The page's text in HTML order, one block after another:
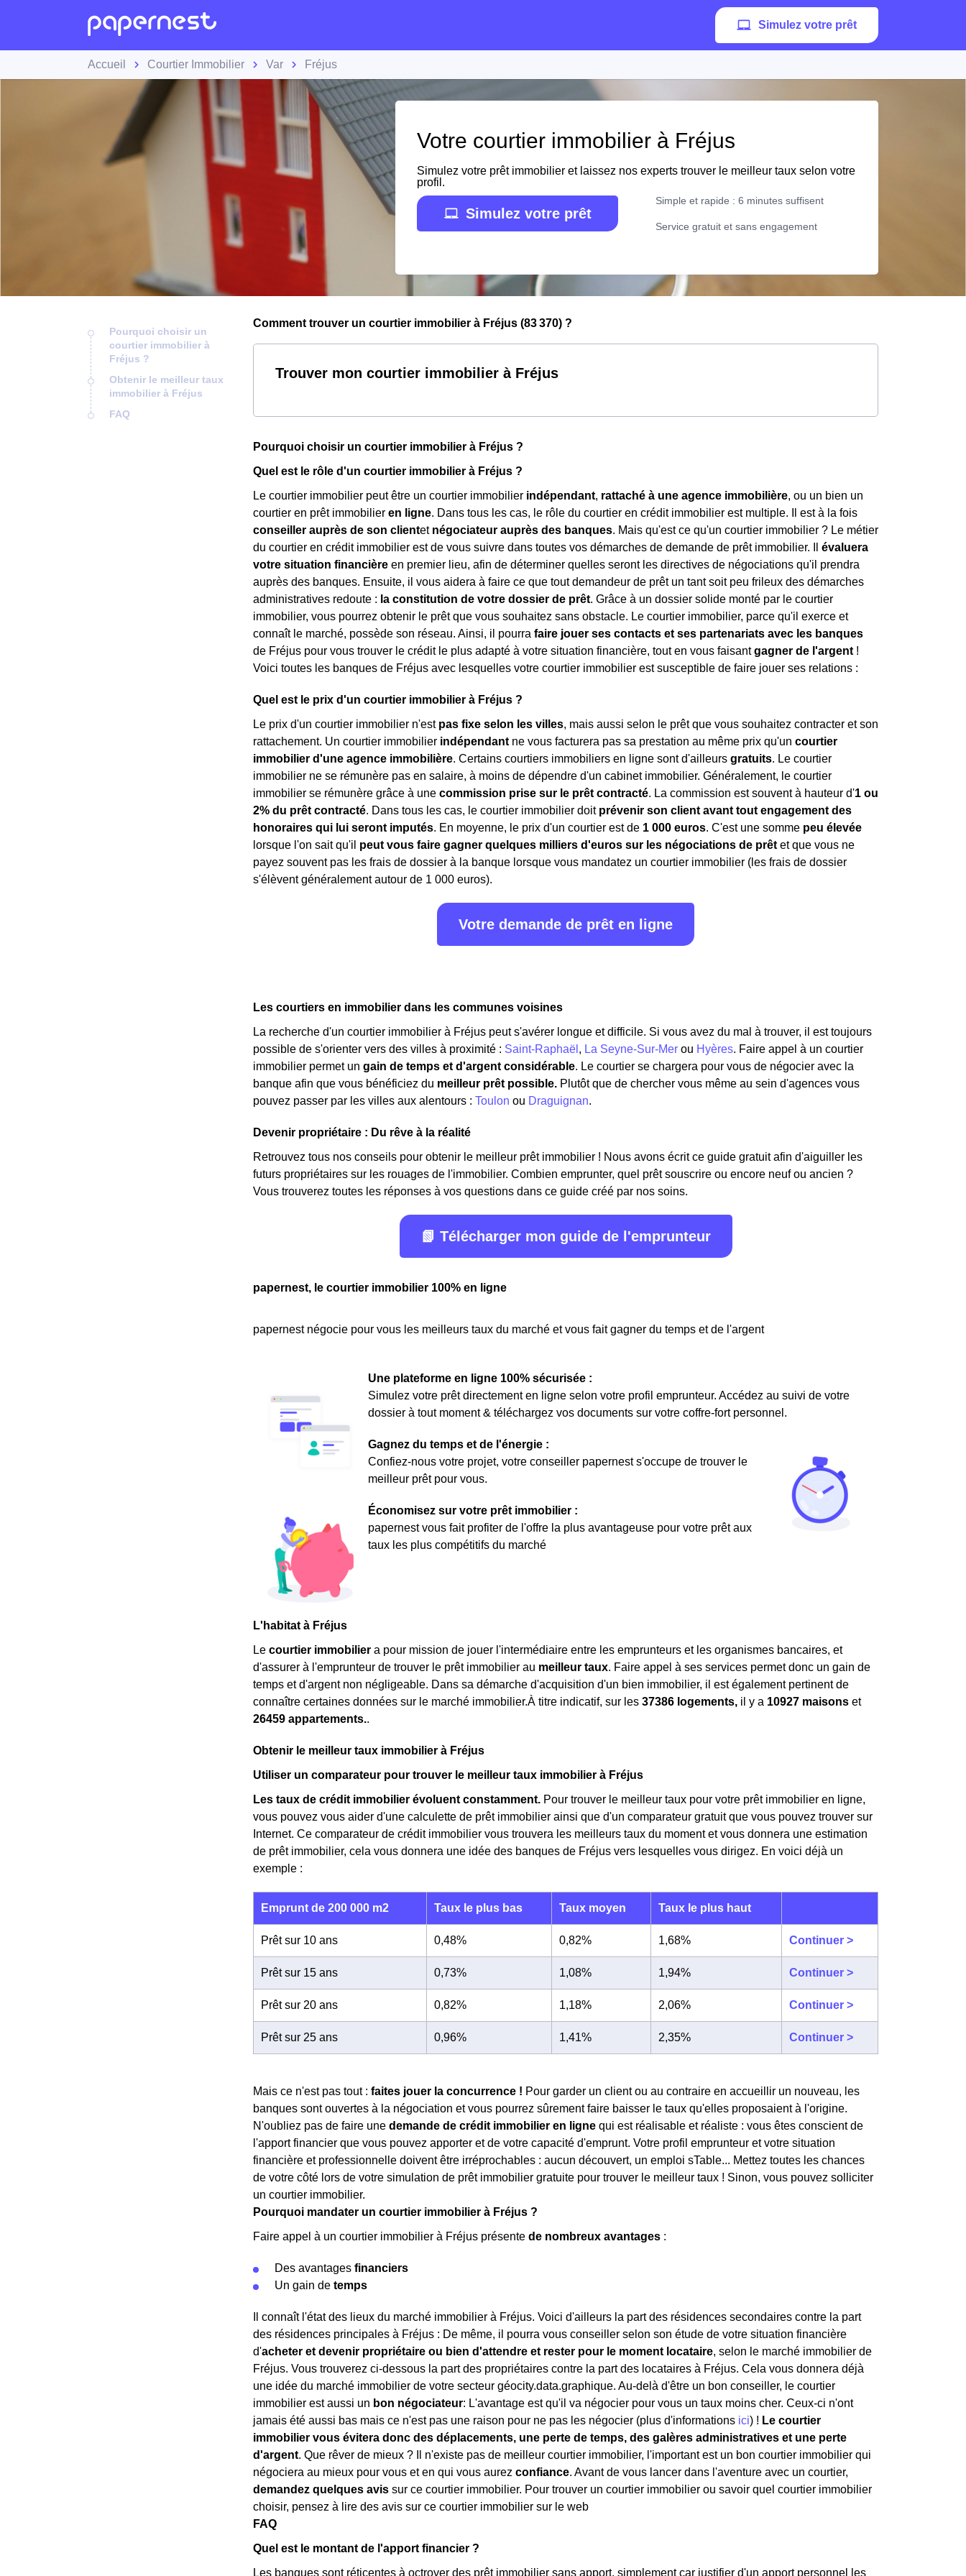
Simulez votre prêt
Accueil Courtier Immobilier Var Fréjus
Votre courtier immobilier à Fréjus
Simulez votre prêt immobilier et laissez nos experts trouver le meilleur taux selon votre
profil.
Simulez votre prêt
Simple et rapide : 6 minutes suffisent
Service gratuit et sans engagement
Pourquoi choisir un
courtier immobilier à
Fréjus ?
Obtenir le meilleur taux
immobilier à Fréjus
FAQ
Comment trouver un courtier immobilier à Fréjus (83 370) ?
Trouver mon courtier immobilier à Fréjus
Pourquoi choisir un courtier immobilier à Fréjus ?
Quel est le rôle d'un courtier immobilier à Fréjus ?
Le courtier immobilier peut être un courtier immobilier indépendant, rattaché à une agence immobilière, ou un bien un
courtier en prêt immobilier en ligne. Dans tous les cas, le rôle du courtier en crédit immobilier est multiple. Il est à la fois
conseiller auprès de son clientet négociateur auprès des banques. Mais qu'est ce qu'un courtier immobilier ? Le métier
du courtier en crédit immobilier est de vous suivre dans toutes vos démarches de demande de prêt immobilier. Il évaluera
votre situation financière en premier lieu, afin de déterminer quelles seront les directives de négociations qu'il prendra
auprès des banques. Ensuite, il vous aidera à faire ce que tout demandeur de prêt un tant soit peu frileux des démarches
administratives redoute : la constitution de votre dossier de prêt. Grâce à un dossier solide monté par le courtier
immobilier, vous pourrez obtenir le prêt que vous souhaitez sans obstacle. Le courtier immobilier, parce qu'il exerce et
connaît le marché, possède son réseau. Ainsi, il pourra faire jouer ses contacts et ses partenariats avec les banques
de Fréjus pour vous trouver le crédit le plus adapté à votre situation financière, tout en vous faisantgagner de l'argent !
Voici toutes les banques de Fréjus avec lesquelles votre courtier immobilier est susceptible de faire jouer ses relations :
Quel est le prix d'un courtier immobilier à Fréjus ?
Le prix d'un courtier immobilier n'est pas fixe selon les villes, mais aussi selon le prêt que vous souhaitez contracter et son
rattachement. Un courtier immobilier indépendant ne vous facturera pas sa prestation au même prix qu'un courtier
immobilier d'une agence immobilière. Certains courtiers immobiliers en ligne sont d'ailleurs gratuits. Le courtier
immobilier ne se rémunère pas en salaire, à moins de dépendre d'un cabinet immobilier. Généralement, le courtier
immobilier se rémunère grâce à une commission prise sur le prêt contracté. La commission est souvent à hauteur d'1 ou
2% du prêt contracté. Dans tous les cas, le courtier immobilier doit prévenir son client avant tout engagement des
honoraires qui lui seront imputés. En moyenne, le prix d'un courtier est de 1 000 euros. C'est une somme peu élevée
lorsque l'on sait qu'il peut vous faire gagner quelques milliers d'euros sur les négociations de prêt et que vous ne
payez souvent pas les frais de dossier à la banque lorsque vous mandatez un courtier immobilier (les frais de dossier
s'élèvent généralement autour de 1 000 euros).
Votre demande de prêt en ligne
Les courtiers en immobilier dans les communes voisines
La recherche d'un courtier immobilier à Fréjus peut s'avérer longue et difficile. Si vous avez du mal à trouver, il est toujours
possible de s'orienter vers des villes à proximité : Saint-Raphaël , La Seyne-Sur-Mer ou Hyères. Faire appel à un courtier
immobilier permet un gain de temps et d'argent considérable. Le courtier se chargera pour vous de négocier avec la
banque afin que vous bénéficiez du meilleur prêt possible. Plutôt que de chercher vous même au sein d'agences vous
pouvez passer par les villes aux alentours : Toulon ou Draguignan.
Devenir propriétaire : Du rêve à la réalité
Retrouvez tous nos conseils pour obtenir le meilleur prêt immobilier ! Nous avons écrit ce guide gratuit afin d'aiguiller les
futurs propriétaires sur les rouages de l'immobilier. Combien emprunter, quel prêt souscrire ou encore neuf ou ancien ?
Vous trouverez toutes les réponses à vos questions dans ce guide créé par nos soins.
📗 Télécharger mon guide de l'emprunteur
papernest, le courtier immobilier 100% en ligne
papernest négocie pour vous les meilleurs taux du marché et vous fait gagner du temps et de l'argent
Une plateforme en ligne 100% sécurisée :
Simulez votre prêt directement en ligne selon votre profil emprunteur. Accédez au suivi de votre
dossier à tout moment & téléchargez vos documents sur votre coffre-fort personnel.
Gagnez du temps et de l'énergie :
Confiez-nous votre projet, votre conseiller papernest s'occupe de trouver le
meilleur prêt pour vous.
Économisez sur votre prêt immobilier :
papernest vous fait profiter de l'offre la plus avantageuse pour votre prêt aux
taux les plus compétitifs du marché
L'habitat à Fréjus
Le courtier immobilier a pour mission de jouer l'intermédiaire entre les emprunteurs et les organismes bancaires, et
d'assurer à l'emprunteur de trouver le prêt immobilier au meilleur taux. Faire appel à ses services permet donc un gain de
temps et d'argent non négligeable. Dans sa démarche d'acquisition d'un bien immobilier, il est également pertinent de
connaître certaines données sur le marché immobilier.À titre indicatif, sur les 37386 logements, il y a 10927 maisons et
26459 appartements..
Obtenir le meilleur taux immobilier à Fréjus
Utiliser un comparateur pour trouver le meilleur taux immobilier à Fréjus
Les taux de crédit immobilier évoluent constamment. Pour trouver le meilleur taux pour votre prêt immobilier en ligne,
vous pouvez vous aider d'une calculette de prêt immobilier ainsi que d'un comparateur gratuit que vous pouvez trouver sur
Internet. Ce comparateur de crédit immobilier vous trouvera les meilleurs taux du moment et vous donnera une estimation
de prêt immobilier, cela vous donnera une idée des banques de Fréjus vers lesquelles vous dirigez. En voici déjà un
exemple :
Emprunt de 200 000 m2 Taux le plus bas Taux moyen Taux le plus haut
Prêt sur 10 ans 0,48% 0,82% 1,68% Continuer >
Prêt sur 15 ans 0,73% 1,08% 1,94% Continuer >
Prêt sur 20 ans 0,82% 1,18% 2,06% Continuer >
Prêt sur 25 ans 0,96% 1,41% 2,35% Continuer >
Mais ce n'est pas tout : faites jouer la concurrence ! Pour garder un client ou au contraire en accueillir un nouveau, les
banques sont ouvertes à la négociation et vous pourrez sûrement faire baisser le taux qu'elles proposaient à l'origine.
N'oubliez pas de faire une demande de crédit immobilier en ligne qui est réalisable et réaliste : vous êtes conscient de
l'apport financier que vous pouvez apporter et de votre capacité d'emprunt. Votre profil emprunteur et votre situation
financière et professionnelle doivent être irréprochables : aucun découvert, un emploi sTable... Mettez toutes les chances
de votre côté lors de votre simulation de prêt immobilier gratuite pour trouver le meilleur taux ! Sinon, vous pouvez solliciter
un courtier immobilier.
Pourquoi mandater un courtier immobilier à Fréjus ?
Faire appel à un courtier immobilier à Fréjus présente de nombreux avantages :
Des avantages financiers
Un gain de temps
Il connaît l'état des lieux du marché immobilier à Fréjus. Voici d'ailleurs la part des résidences secondaires contre la part
des résidences principales à Fréjus : De même, il pourra vous conseiller selon son étude de votre situation financière
d'acheter et devenir propriétaire ou bien d'attendre et rester pour le moment locataire, selon le marché immobilier de
Fréjus. Vous trouverez ci-dessous la part des propriétaires contre la part des locataires à Fréjus. Cela vous donnera déjà
une idée du marché immobilier de votre secteur géocity.data.graphique. Au-delà d'être un bon conseiller, le courtier
immobilier est aussi un bon négociateur: L'avantage est qu'il va négocier pour vous un taux moins cher. Ceux-ci n'ont
jamais été aussi bas mais ce n'est pas une raison pour ne pas les négocier (plus d'informations ici) ! Le courtier
immobilier vous évitera donc des déplacements, une perte de temps, des galères administratives et une perte
d'argent. Que rêver de mieux ? Il n'existe pas de meilleur courtier immobilier, l'important est un bon courtier immobilier qui
négociera au mieux pour vous et en qui vous aurez confiance. Avant de vous lancer dans l'aventure avec un courtier,
demandez quelques avis sur ce courtier immobilier. Pour trouver un courtier immobilier ou savoir quel courtier immobilier
choisir, pensez à lire des avis sur ce courtier immobilier sur le web
FAQ
Quel est le montant de l'apport financier ?
Les banques sont réticentes à octroyer des prêt immobilier sans apport, simplement car justifier d'un apport personnel les